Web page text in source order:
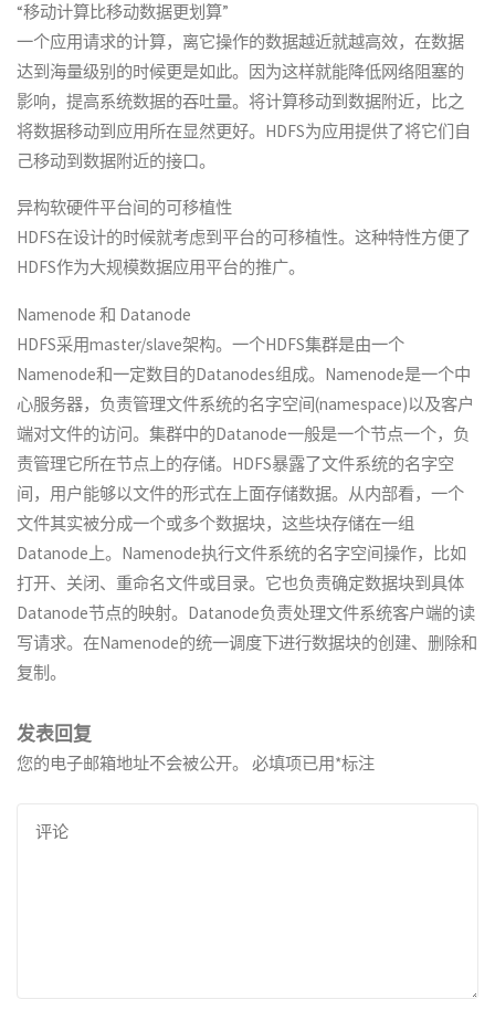
“移动计算比移动数据更划算”
一个应用请求的计算，离它操作的数据越近就越高效，在数据
达到海量级别的时候更是如此。因为这样就能降低网络阻塞的
影响，提高系统数据的吞吐量。将计算移动到数据附近，比之
将数据移动到应用所在显然更好。HDFS为应用提供了将它们自
己移动到数据附近的接口。
异构软硬件平台间的可移植性
HDFS在设计的时候就考虑到平台的可移植性。这种特性方便了
HDFS作为大规模数据应用平台的推广。
Namenode 和 Datanode
HDFS采用master/slave架构。一个HDFS集群是由一个
Namenode和一定数目的Datanodes组成。Namenode是一个中
心服务器，负责管理文件系统的名字空间(namespace)以及客户
端对文件的访问。集群中的Datanode一般是一个节点一个，负
责管理它所在节点上的存储。HDFS暴露了文件系统的名字空
间，用户能够以文件的形式在上面存储数据。从内部看，一个
文件其实被分成一个或多个数据块，这些块存储在一组
Datanode上。Namenode执行文件系统的名字空间操作，比如
打开、关闭、重命名文件或目录。它也负责确定数据块到具体
Datanode节点的映射。Datanode负责处理文件系统客户端的读
写请求。在Namenode的统一调度下进行数据块的创建、删除和
复制。
发表回复
您的电子邮箱地址不会被公开。 必填项已用*标注